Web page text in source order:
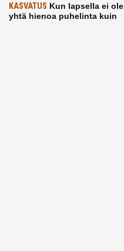
KASVATUS Kun lapsella ei ole
yhtä hienoa puhelinta kuin